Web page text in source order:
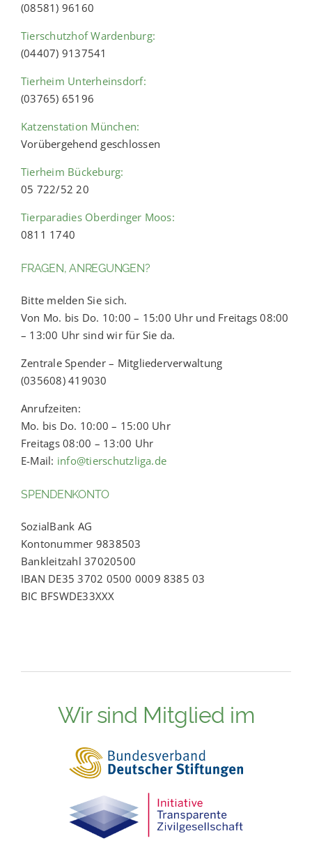
(08581) 96160
Tierschutzhof Wardenburg:
(04407) 9137541
Tierheim Unterheinsdorf:
(03765) 65196
Katzenstation München:
Vorübergehend geschlossen
Tierheim Bückeburg:
05 722/52 20
Tierparadies Oberdinger Moos:
0811 1740
FRAGEN, ANREGUNGEN?
Bitte melden Sie sich.
Von Mo. bis Do. 10:00 – 15:00 Uhr und Freitags 08:00
– 13:00 Uhr sind wir für Sie da.
Zentrale Spender – Mitgliederverwaltung
(035608) 419030
Anrufzeiten:
Mo. bis Do. 10:00 – 15:00 Uhr
Freitags 08:00 – 13:00 Uhr
E-Mail: info@tierschutzliga.de
SPENDENKONTO
SozialBank AG
Kontonummer 9838503
Bankleitzahl 37020500
IBAN DE35 3702 0500 0009 8385 03
BIC BFSWDE33XXX
Wir sind Mitglied im